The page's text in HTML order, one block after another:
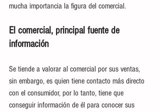
mucha importancia la figura del comercial.
El comercial, principal fuente de
información
Se tiende a valorar al comercial por sus ventas,
sin embargo, es quien tiene contacto más directo
con el consumidor, por lo tanto, tiene que
conseguir información de él para conocer sus